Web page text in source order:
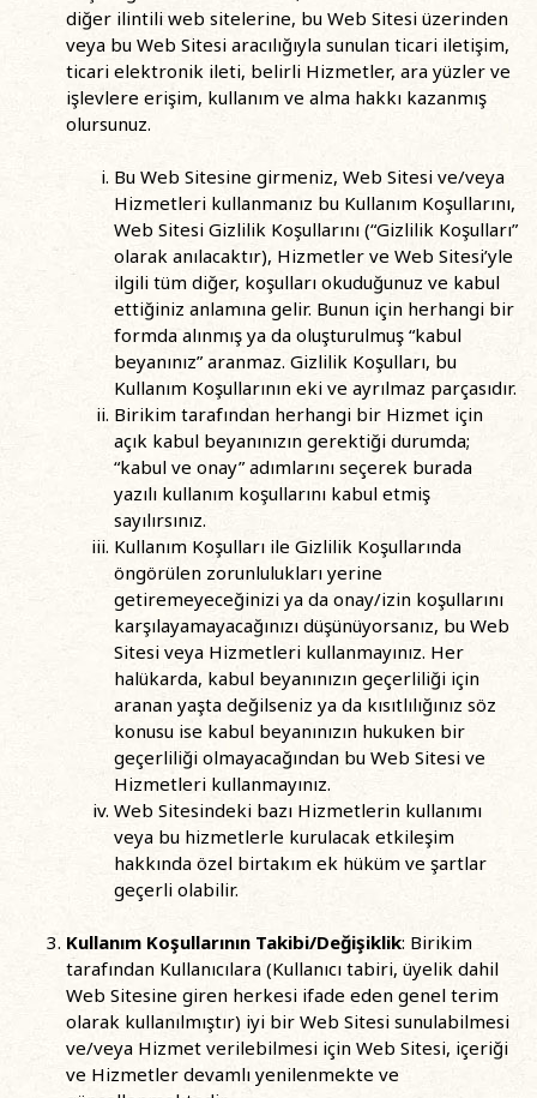
diğer ilintili web sitelerine, bu Web Sitesi üzerinden
veya bu Web Sitesi aracılığıyla sunulan ticari iletişim,
ticari elektronik ileti, belirli Hizmetler, ara yüzler ve
işlevlere erişim, kullanım ve alma hakkı kazanmış
olursunuz.
Bu Web Sitesine girmeniz, Web Sitesi ve/veya
Hizmetleri kullanmanız bu Kullanım Koşullarını,
Web Sitesi Gizlilik Koşullarını (“Gizlilik Koşulları”
olarak anılacaktır), Hizmetler ve Web Sitesi’yle
ilgili tüm diğer, koşulları okuduğunuz ve kabul
ettiğiniz anlamına gelir. Bunun için herhangi bir
formda alınmış ya da oluşturulmuş “kabul
beyanınız” aranmaz. Gizlilik Koşulları, bu
Kullanım Koşullarının eki ve ayrılmaz parçasıdır.
Birikim tarafından herhangi bir Hizmet için
açık kabul beyanınızın gerektiği durumda;
“kabul ve onay” adımlarını seçerek burada
yazılı kullanım koşullarını kabul etmiş
sayılırsınız.
Kullanım Koşulları ile Gizlilik Koşullarında
öngörülen zorunlulukları yerine
getiremeyeceğinizi ya da onay/izin koşullarını
karşılayamayacağınızı düşünüyorsanız, bu Web
Sitesi veya Hizmetleri kullanmayınız. Her
halükarda, kabul beyanınızın geçerliliği için
aranan yaşta değilseniz ya da kısıtlılığınız söz
konusu ise kabul beyanınızın hukuken bir
geçerliliği olmayacağından bu Web Sitesi ve
Hizmetleri kullanmayınız.
Web Sitesindeki bazı Hizmetlerin kullanımı
veya bu hizmetlerle kurulacak etkileşim
hakkında özel birtakım ek hüküm ve şartlar
geçerli olabilir.
Kullanım Koşullarının Takibi/Değişiklik: Birikim
tarafından Kullanıcılara (Kullanıcı tabiri, üyelik dahil
Web Sitesine giren herkesi ifade eden genel terim
olarak kullanılmıştır) iyi bir Web Sitesi sunulabilmesi
ve/veya Hizmet verilebilmesi için Web Sitesi, içeriği
ve Hizmetler devamlı yenilenmekte ve